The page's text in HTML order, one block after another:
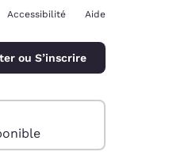
Accessibilité Aide
ou S’inscrire